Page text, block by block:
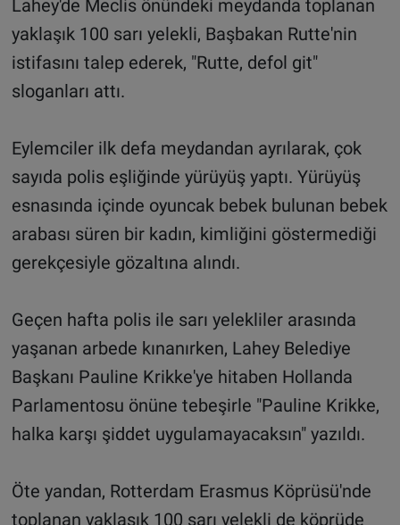
Lahey'de Meclis önündeki meydanda toplanan
yaklaşık 100 sarı yelekli, Başbakan Rutte'nin
istifasını talep ederek, "Rutte, defol git"
sloganları attı.
Eylemciler ilk defa meydandan ayrılarak, çok
sayıda polis eşliğinde yürüyüş yaptı. Yürüyüş
esnasında içinde oyuncak bebek bulunan bebek
arabası süren bir kadın, kimliğini göstermediği
gerekçesiyle gözaltına alındı.
Geçen hafta polis ile sarı yelekliler arasında
yaşanan arbede kınanırken, Lahey Belediye
Başkanı Pauline Krikke'ye hitaben Hollanda
Parlamentosu önüne tebeşirle "Pauline Krikke,
halka karşı şiddet uygulamayacaksın" yazıldı.
Öte yandan, Rotterdam Erasmus Köprüsü'nde
toplanan yaklaşık 100 sarı yelekli de köprüde